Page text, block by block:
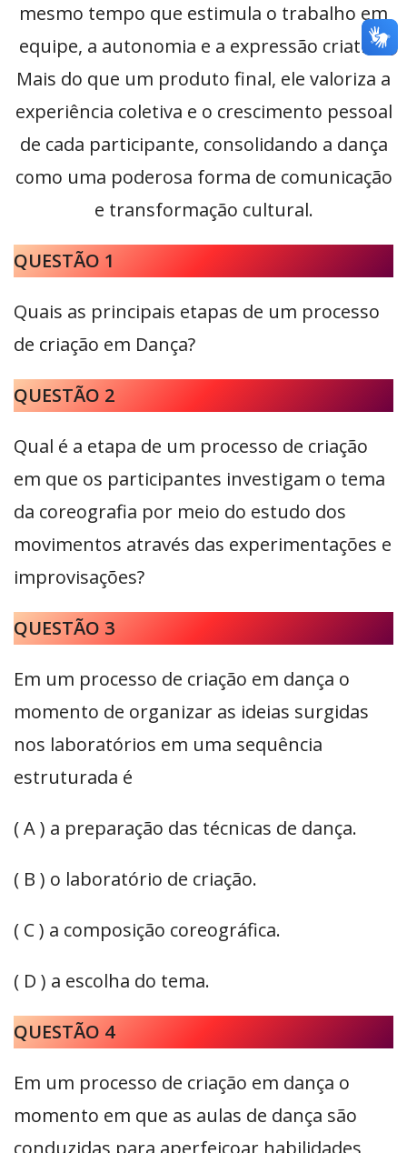
mesmo tempo que estimula o trabalho em
equipe, a autonomia e a expressão criativa.
Mais do que um produto final, ele valoriza a
experiência coletiva e o crescimento pessoal
de cada participante, consolidando a dança
como uma poderosa forma de comunicação
e transformação cultural.
QUESTÃO 1
Quais as principais etapas de um processo
de criação em Dança?
QUESTÃO 2
Qual é a etapa de um processo de criação
em que os participantes investigam o tema
da coreografia por meio do estudo dos
movimentos através das experimentações e
improvisações?
QUESTÃO 3
Em um processo de criação em dança o
momento de organizar as ideias surgidas
nos laboratórios em uma sequência
estruturada é
( A ) a preparação das técnicas de dança.
( B ) o laboratório de criação.
( C ) a composição coreográfica.
( D ) a escolha do tema.
QUESTÃO 4
Em um processo de criação em dança o
momento em que as aulas de dança são